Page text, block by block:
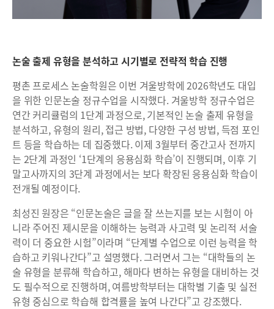
논술 출제 유형을 분석하고 시기별로 전략적 학습 진행
평촌 프로세스 논술학원은 이번 겨울방학에 2026학년도 대입
을 위한 인문논술 정규수업을 시작했다. 겨울방학 정규수업은
연간 커리큘럼의 1단계 과정으로, 기본적인 논술 출제 유형을
분석하고, 유형의 원리, 접근 방법, 다양한 구성 방법, 득점 포인
트 등을 학습하는 데 집중했다. 이제 3월부터 중간고사 전까지
는 2단계 과정인 ‘1단계의 응용심화 학습’이 진행되며, 이후 기
말고사까지의 3단계 과정에서는 보다 확장된 응용심화 학습이
전개될 예정이다.
최성진 원장은 “인문논술은 글을 잘 쓰는지를 보는 시험이 아
니라 주어진 제시문을 이해하는 능력과 사고력 및 논리적 서술
력이 더 중요한 시험”이라며 “단계별 수업으로 이런 능력을 학
습하고 키워나간다”고 설명했다. 그러면서 그는 “대학들의 논
술 유형을 분류해 학습하고, 해마다 변하는 유형을 대비하는 것
도 필수적으로 진행하며, 여름방학부터는 대학별 기출 및 실전
유형 중심으로 학습해 합격률을 높여 나간다”고 강조했다.